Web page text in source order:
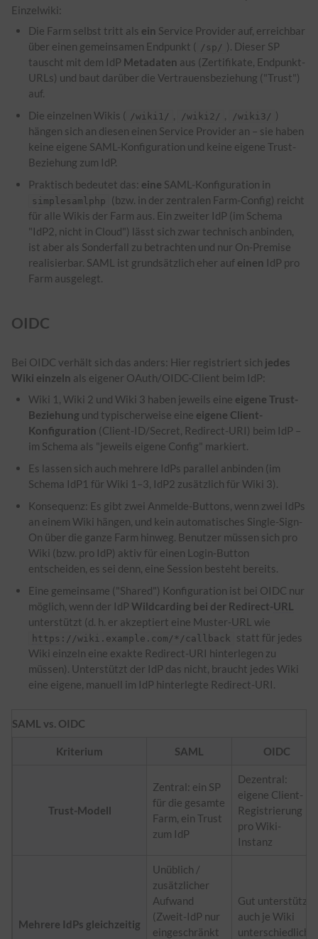
Einzelwiki:
Die Farm selbst tritt als ein Service Provider auf, erreichbar
über einen gemeinsamen Endpunkt ( /sp/ ). Dieser SP
tauscht mit dem IdP Metadaten aus (Zertifikate, Endpunkt-
URLs) und baut darüber die Vertrauensbeziehung ("Trust")
auf.
Die einzelnen Wikis ( /wiki1/ , /wiki2/ , /wiki3/ )
hängen sich an diesen einen Service Provider an – sie haben
keine eigene SAML-Konfiguration und keine eigene Trust-
Beziehung zum IdP.
Praktisch bedeutet das: eine SAML-Konfiguration in
simplesamlphp
(bzw. in der zentralen Farm-Config) reicht
für alle Wikis der Farm aus. Ein zweiter IdP (im Schema
"IdP2, nicht in Cloud") lässt sich zwar technisch anbinden,
ist aber als Sonderfall zu betrachten und nur On-Premise
realisierbar. SAML ist grundsätzlich eher auf einen IdP pro
Farm ausgelegt.
OIDC
Bei OIDC verhält sich das anders: Hier registriert sich jedes
Wiki einzeln als eigener OAuth/OIDC-Client beim IdP:
Wiki 1, Wiki 2 und Wiki 3 haben jeweils eine eigene Trust-
Beziehung und typischerweise eine eigene Client-
Konfiguration (Client-ID/Secret, Redirect-URI) beim IdP –
im Schema als "jeweils eigene Config" markiert.
Es lassen sich auch mehrere IdPs parallel anbinden (im
Schema IdP1 für Wiki 1–3, IdP2 zusätzlich für Wiki 3).
Konsequenz: Es gibt zwei Anmelde-Buttons, wenn zwei IdPs
an einem Wiki hängen, und kein automatisches Single-Sign-
On über die ganze Farm hinweg. Benutzer müssen sich pro
Wiki (bzw. pro IdP) aktiv für einen Login-Button
entscheiden, es sei denn, eine Session besteht bereits.
Eine gemeinsame ("Shared") Konfiguration ist bei OIDC nur
möglich, wenn der IdPWildcarding bei der Redirect-URL
unterstützt (d. h. er akzeptiert eine Muster-URL wie
https ://wiki.example.com/*/callback
statt für jedes
Wiki einzeln eine exakte Redirect-URI hinterlegen zu
müssen). Unterstützt der IdP das nicht, braucht jedes Wiki
eine eigene, manuell im IdP hinterlegte Redirect-URI.
SAML vs. OIDC
Kriterium SAML OIDC
Trust-Modell
Zentral: ein SP
für die gesamte
Farm, ein Trust
zum IdP
Dezentral:
eigene Client-
Registrierung
pro Wiki-
Instanz
Mehrere IdPs gleichzeitig
Unüblich /
zusätzlicher
Aufwand
(Zweit-IdP nur
eingeschränkt
Gut unterstützt,
auch je Wiki
unterschiedliche